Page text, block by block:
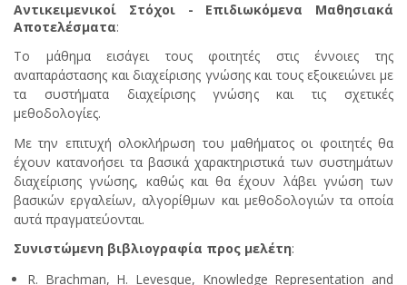
Αντικειμενικοί Στόχοι - Επιδιωκόμενα Μαθησιακά
Αποτελέσματα:
Το μάθημα εισάγει τους φοιτητές στις έννοιες της
αναπαράστασης και διαχείρισης γνώσης και τους εξοικειώνει με
τα συστήματα διαχείρισης γνώσης και τις σχετικές
μεθοδολογίες.
Με την επιτυχή ολοκλήρωση του μαθήματος οι φοιτητές θα
έχουν κατανοήσει τα βασικά χαρακτηριστικά των συστημάτων
διαχείρισης γνώσης, καθώς και θα έχουν λάβει γνώση των
βασικών εργαλείων, αλγορίθμων και μεθοδολογιών τα οποία
αυτά πραγματεύονται.
Συνιστώμενη βιβλιογραφία προς μελέτη:
R. Brachman, H. Levesque, Knowledge Representation and